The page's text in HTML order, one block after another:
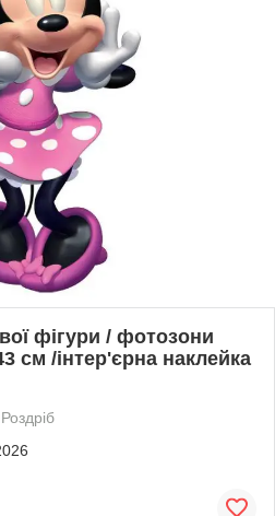
фігури / фотозони
см /інтер'єрна наклейка
Роздріб